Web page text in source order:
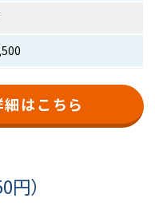
はこちら
）